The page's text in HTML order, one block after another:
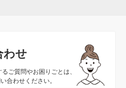
わせ
ご質問やお困りごとは、
合わせください。